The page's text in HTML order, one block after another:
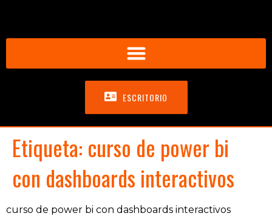
ESCRITORIO
Etiqueta: curso de power bi
con dashboards interactivos
curso de power bi con dashboards interactivos